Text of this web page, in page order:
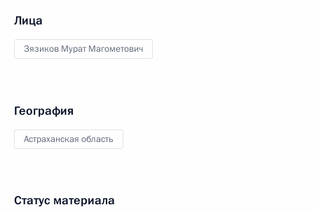
Лица
Зязиков Мурат Магометович
География
Астраханская область
Статус материала